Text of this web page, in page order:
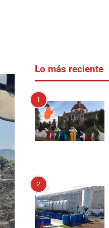
Lo más reciente
1
2